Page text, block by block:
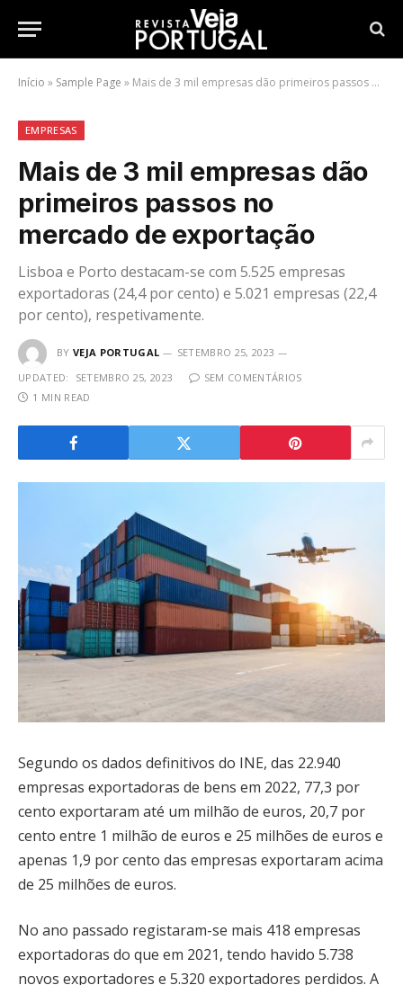
Início » Sample Page » Mais de 3 mil empresas dão primeiros passos no mercado de exportação
EMPRESAS
Mais de 3 mil empresas dão
primeiros passos no
mercado de exportação
Lisboa e Porto destacam-se com 5.525 empresas
exportadoras (24,4 por cento) e 5.021 empresas (22,4
por cento), respetivamente.
BY VEJA PORTUGAL
SETEMBRO 25, 2023
UPDATED:
SETEMBRO 25, 2023
SEM COMENTÁRIOS
1 MIN READ
Segundo os dados definitivos do INE, das 22.940
empresas exportadoras de bens em 2022, 77,3 por
cento exportaram até um milhão de euros, 20,7 por
cento entre 1 milhão de euros e 25 milhões de euros e
apenas 1,9 por cento das empresas exportaram acima
de 25 milhões de euros.
No ano passado registaram-se mais 418 empresas
exportadoras do que em 2021, tendo havido 5.738
novos exportadores e 5.320 exportadores perdidos. A